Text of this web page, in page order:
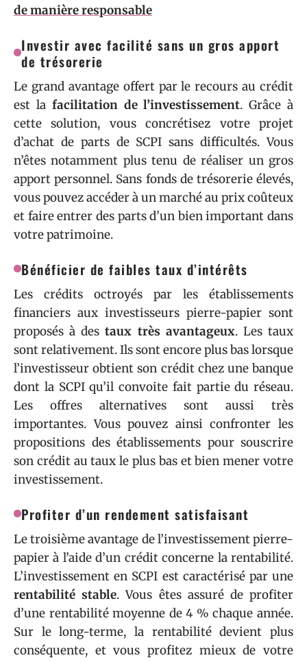
de manière responsable
Investir avec facilité sans un gros apport
de trésorerie
Le grand avantage offert par le recours au crédit
est la facilitation de l’investissement. Grâce à
cette solution, vous concrétisez votre projet
d’achat de parts de SCPI sans difficultés. Vous
n’êtes notamment plus tenu de réaliser un gros
apport personnel. Sans fonds de trésorerie élevés,
vous pouvez accéder à un marché au prix coûteux
et faire entrer des parts d’un bien important dans
votre patrimoine.
Bénéficier de faibles taux d’intérêts
Les crédits octroyés par les établissements
financiers aux investisseurs pierre-papier sont
proposés à destaux très avantageux. Les taux
sont relativement. Ils sont encore plus bas lorsque
l’investisseur obtient son crédit chez une banque
dont la SCPI qu’il convoite fait partie du réseau.
Les offres alternatives sont aussi très
importantes. Vous pouvez ainsi confronter les
propositions des établissements pour souscrire
son crédit au taux le plus bas et bien mener votre
investissement.
Profiter d’un rendement satisfaisant
Le troisième avantage de l’investissement pierre-
papier à l’aide d’un crédit concerne la rentabilité.
L’investissement en SCPI est caractérisé par une
rentabilité stable. Vous êtes assuré de profiter
d’une rentabilité moyenne de 4 % chaque année.
Sur le long-terme, la rentabilité devient plus
conséquente, et vous profitez mieux de votre